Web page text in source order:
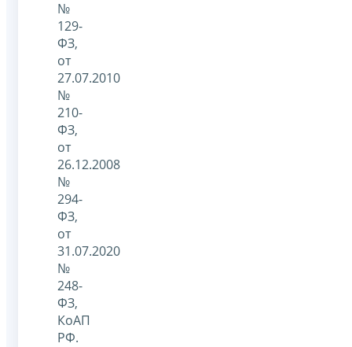
№
129-
ФЗ,
от
27.07.2010
№
210-
ФЗ,
от
26.12.2008
№
294-
ФЗ,
от
31.07.2020
№
248-
ФЗ,
КоАП
РФ.